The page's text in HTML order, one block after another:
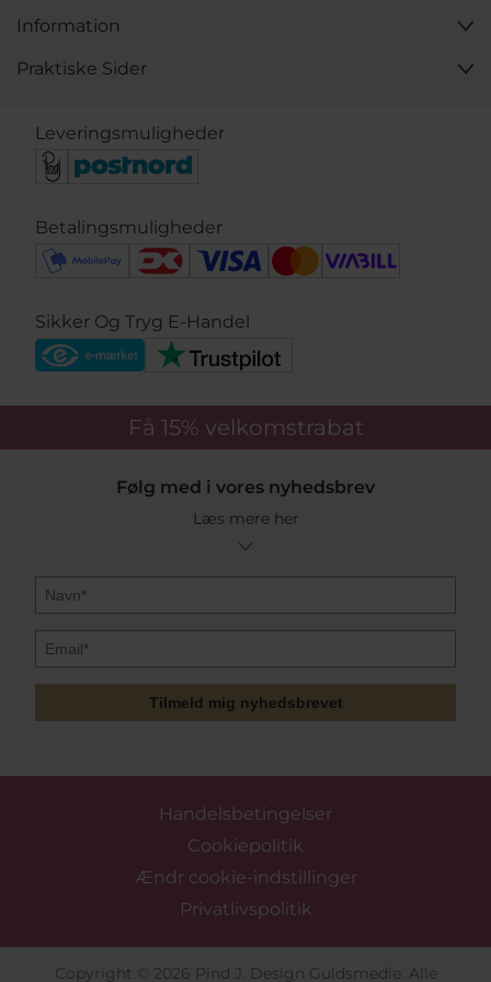
Information
Praktiske Sider
Leveringsmuligheder
Betalingsmuligheder
Sikker Og Tryg E-Handel
Få 15% velkomstrabat
Følg med i vores nyhedsbrev
Læs mere her
Tilmeld mig nyhedsbrevet
Handelsbetingelser
Cookiepolitik
Ændr cookie-indstillinger
Privatlivspolitik
Copyright © 2026 Pind J. Design Guldsmedie. Alle